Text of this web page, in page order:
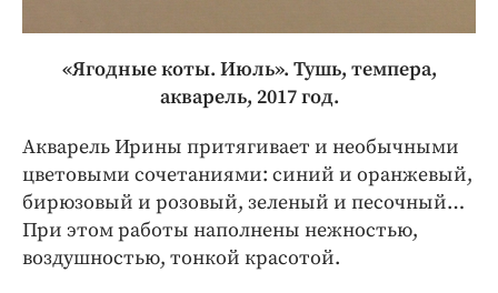
«Ягодные коты. Июль». Тушь, темпера,
акварель, 2017 год.
Акварель Ирины притягивает и необычными
цветовыми сочетаниями: синий и оранжевый,
бирюзовый и розовый, зеленый и песочный…
При этом работы наполнены нежностью,
воздушностью, тонкой красотой.